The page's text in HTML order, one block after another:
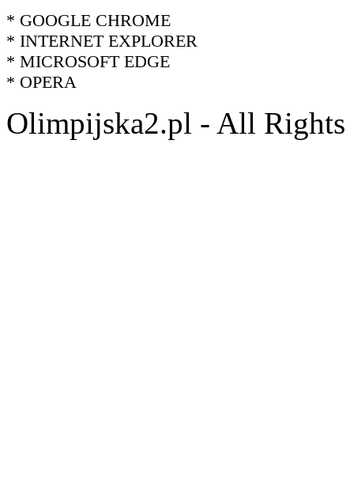
* GOOGLE CHROME
* INTERNET EXPLORER
* MICROSOFT EDGE
* OPERA
Olimpijska2.pl - All Rights